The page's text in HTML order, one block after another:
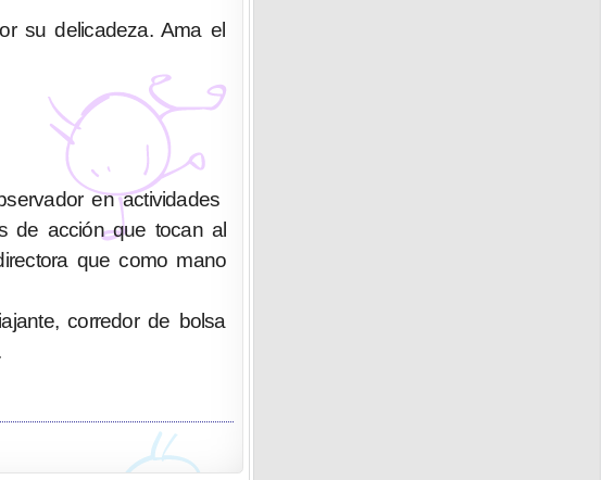
su delicadeza. Ama el
en actividades
de acción que tocan al
que como mano
corredor de bolsa